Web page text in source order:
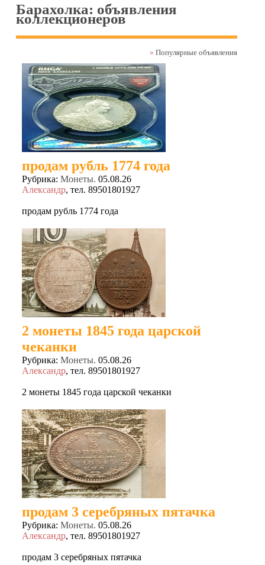
Барахолка: объявления
коллекционеров
» Популярные объявления
продам рубль 1774 года
Рубрика: Монеты. 05.08.26
Александр, тел. 89501801927
продам рубль 1774 года
2 монеты 1845 года царской
чеканки
Рубрика: Монеты. 05.08.26
Александр, тел. 89501801927
2 монеты 1845 года царской чеканки
продам 3 серебряных пятачка
Рубрика: Монеты. 05.08.26
Александр, тел. 89501801927
продам 3 серебряных пятачка